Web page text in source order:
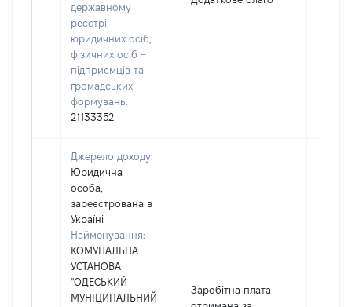
державному
реєстрі
юридичних осіб,
фізичних осіб –
підприємців та
громадських
формувань:
21133352
Джерело доходу:
Юридична
особа,
зареєстрована в
Україні
Найменування:
КОМУНАЛЬНА
УСТАНОВА
"ОДЕСЬКИЙ
МУНІЦИПАЛЬНИЙ
Заробітна плата